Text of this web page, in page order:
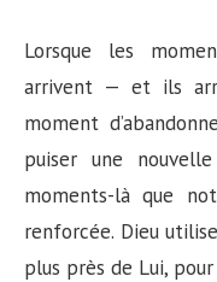
Lorsque les
arrivent — et ils
moment
puiser une
moments-là que
renforcée. Dieu
plus près de Lui,